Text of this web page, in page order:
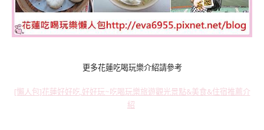
更多花蓮吃喝玩樂介紹請參考
[懶人包]花蓮好好吃,好好玩~吃喝玩樂旅遊觀光景點&美食&住宿推薦介
紹